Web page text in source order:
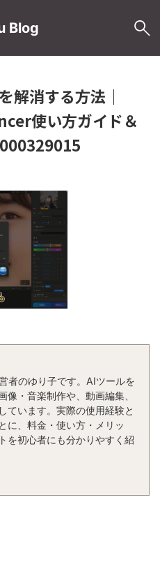
Blog
解消する方法｜
使い方ガイド＆
者のゆり子です。AIツールを
像・音楽制作や、動画編集、
ています。実際の使用経験と
に、料金・使い方・メリッ
を初心者にも分かりやすく紹